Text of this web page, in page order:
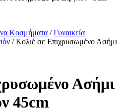
Κοσμήματα /Γυναικεία
/Κολιέ σε Επιχρυσωμένο Ασήμι
Ασήμι
45cm